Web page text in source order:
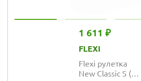
1 611 ₽
FLEXI
Flexi рулетка
New Classic S (до